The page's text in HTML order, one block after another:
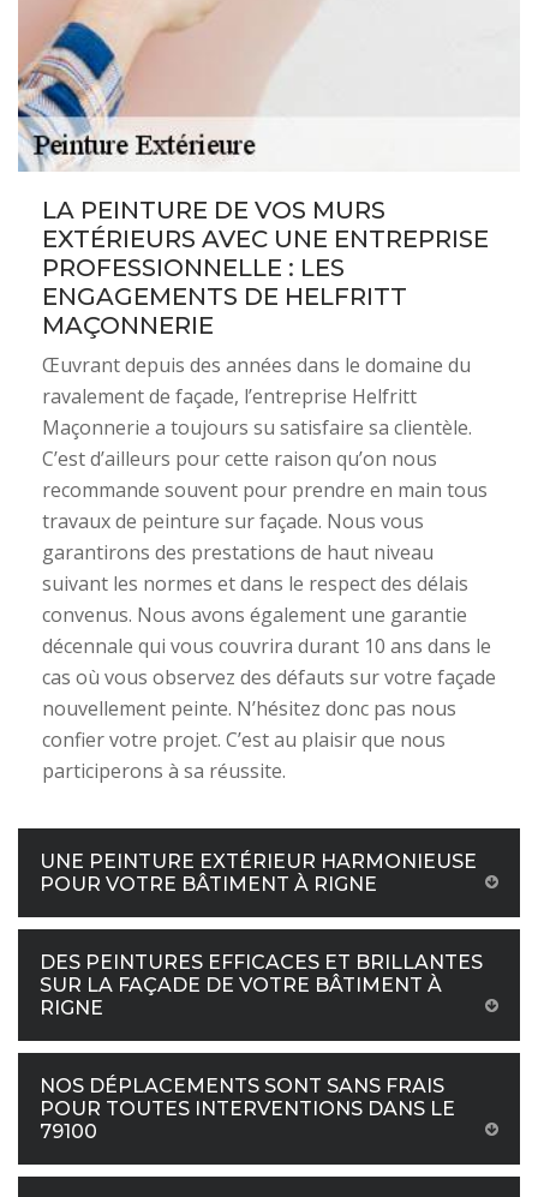
LA PEINTURE DE VOS MURS
EXTÉRIEURS AVEC UNE ENTREPRISE
PROFESSIONNELLE : LES
ENGAGEMENTS DE HELFRITT
MAÇONNERIE
Œuvrant depuis des années dans le domaine du
ravalement de façade, l’entreprise Helfritt
Maçonnerie a toujours su satisfaire sa clientèle.
C’est d’ailleurs pour cette raison qu’on nous
recommande souvent pour prendre en main tous
travaux de peinture sur façade. Nous vous
garantirons des prestations de haut niveau
suivant les normes et dans le respect des délais
convenus. Nous avons également une garantie
décennale qui vous couvrira durant 10 ans dans le
cas où vous observez des défauts sur votre façade
nouvellement peinte. N’hésitez donc pas nous
confier votre projet. C’est au plaisir que nous
participerons à sa réussite.
UNE PEINTURE EXTÉRIEUR HARMONIEUSE
POUR VOTRE BÂTIMENT À RIGNE
DES PEINTURES EFFICACES ET BRILLANTES
SUR LA FAÇADE DE VOTRE BÂTIMENT À
RIGNE
NOS DÉPLACEMENTS SONT SANS FRAIS
POUR TOUTES INTERVENTIONS DANS LE
79100